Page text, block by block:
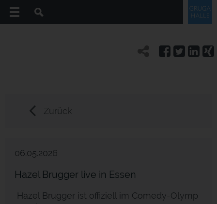
Zurück
06.05.2026
Hazel Brugger live in Essen
Hazel Brugger ist offiziell im Comedy-Olymp